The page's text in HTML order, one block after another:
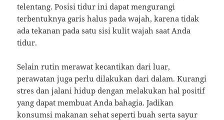
telentang. Posisi tidur ini dapat mengurangi
terbentuknya garis halus pada wajah, karena tidak
ada tekanan pada satu sisi kulit wajah saat Anda
tidur.
Selain rutin merawat kecantikan dari luar,
perawatan juga perlu dilakukan dari dalam. Kurangi
stres dan jalani hidup dengan melakukan hal positif
yang dapat membuat Anda bahagia. Jadikan
konsumsi makanan sehat seperti buah serta sayur